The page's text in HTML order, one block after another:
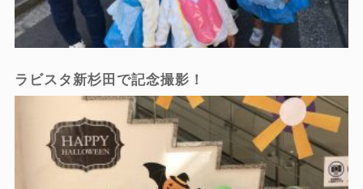
ラビスタ新杉田で記念撮影！